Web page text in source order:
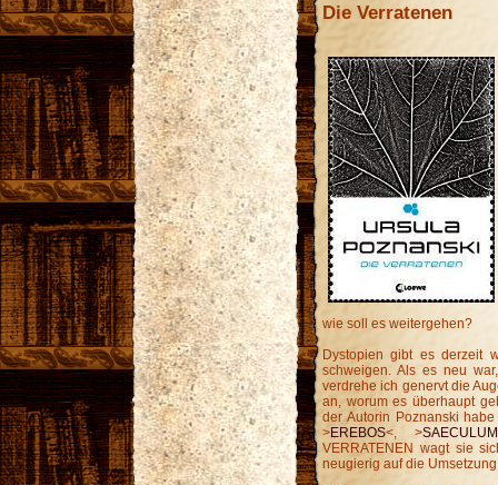
Die Verratenen
wie soll es weitergehen?
Dystopien gibt es derzeit
schweigen. Als es neu
verdrehe ich genervt die
an, worum es überhaupt
der Autorin Poznanski
>EREBOS<, >SAECULUM
VERRATENEN wagt sie
neugierig auf die